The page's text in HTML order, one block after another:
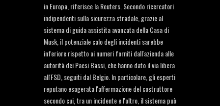
in Europa, riferisce la Reuters. Secondo ricercatori
indipendenti sulla sicurezza stradale, grazie al
sistema di guida assistita avanzata della Casa di
Musk, il potenziale calo degli incidenti sarebbe
inferiore rispetto ai numeri forniti dall'azienda alle
autorità dei Paesi Bassi, che hanno dato il via libera
all'FSD, seguiti dal Belgio. In particolare, gli esperti
reputano esagerata l'affermazione del costruttore
secondo cui, tra un incidente e l'altro, il sistema può